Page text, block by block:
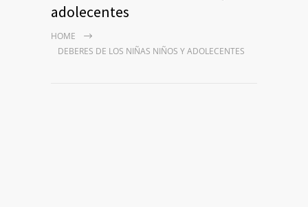
adolecentes
HOME
DEBERES DE LOS NIÑAS NIÑOS Y ADOLECENTES